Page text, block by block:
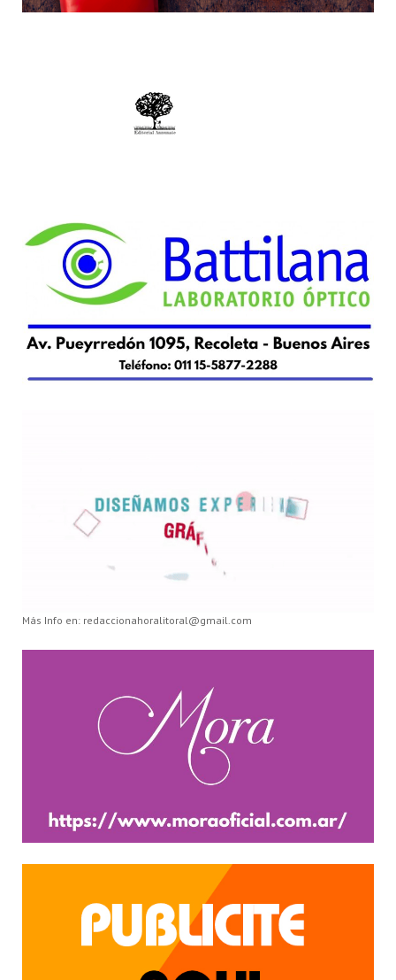
Más Info en: redaccionahoralitoral@gmail.com